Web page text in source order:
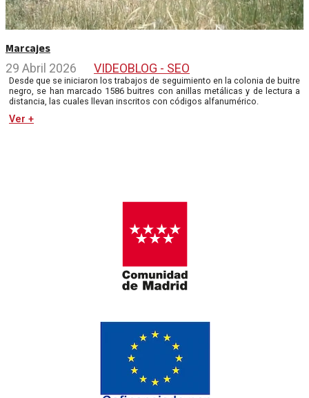
Marcajes
29 Abril 2026 VIDEOBLOG - SEO
Desde que se iniciaron los trabajos de seguimiento en la colonia de buitre
negro, se han marcado 1586 buitres con anillas metálicas y de lectura a
distancia, las cuales llevan inscritos con códigos alfanumérico.
Ver +